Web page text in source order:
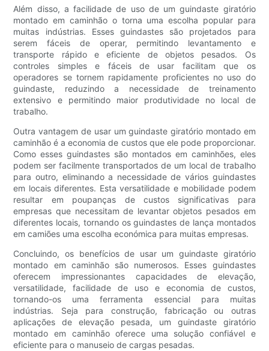
Além disso, a facilidade de uso de um guindaste giratório
montado em caminhão o torna uma escolha popular para
muitas indústrias. Esses guindastes são projetados para
serem fáceis de operar, permitindo levantamento e
transporte rápido e eficiente de objetos pesados. Os
controles simples e fáceis de usar facilitam que os
operadores se tornem rapidamente proficientes no uso do
guindaste, reduzindo a necessidade de treinamento
extensivo e permitindo maior produtividade no local de
trabalho.
Outra vantagem de usar um guindaste giratório montado em
caminhão é a economia de custos que ele pode proporcionar.
Como esses guindastes são montados em caminhões, eles
podem ser facilmente transportados de um local de trabalho
para outro, eliminando a necessidade de vários guindastes
em locais diferentes. Esta versatilidade e mobilidade podem
resultar em poupanças de custos significativas para
empresas que necessitam de levantar objetos pesados ​​em
diferentes locais, tornando os guindastes de lança montados
em camiões uma escolha económica para muitas empresas.
Concluindo, os benefícios de usar um guindaste giratório
montado em caminhão são numerosos. Esses guindastes
oferecem impressionantes capacidades de elevação,
versatilidade, facilidade de uso e economia de custos,
tornando-os uma ferramenta essencial para muitas
indústrias. Seja para construção, fabricação ou outras
aplicações de elevação pesada, um guindaste giratório
montado em caminhão oferece uma solução confiável e
eficiente para o manuseio de cargas pesadas.